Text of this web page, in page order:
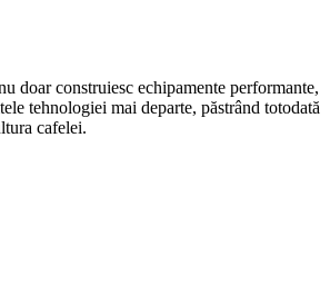
doar construiesc echipamente performante,
tehnologiei mai departe, păstrând totodată
cafelei.